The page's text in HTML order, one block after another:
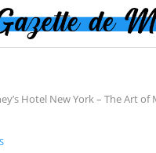
Hotel New York – The Art of